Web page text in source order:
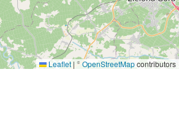
Leaflet | ©OpenStreetMapcontributors